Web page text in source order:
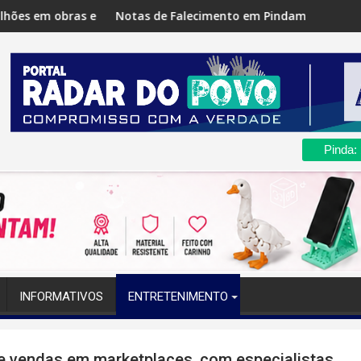
para Saúde, Educação e mobilidade
Notas de Falecimento em Pindamonhangaba registram
Pinda:
INFORMATIVOS ENTRETENIMENTO